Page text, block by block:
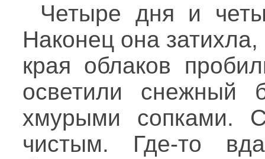
Четыре дня и
Наконец она
края облаков
осветили снежный
хмурыми сопками.
чистым. Где-то